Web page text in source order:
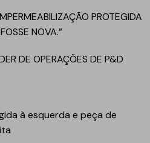
PROTEGIDA
NOVA.”
DE OPERAÇÕES DE P&D
à esquerda e peça de